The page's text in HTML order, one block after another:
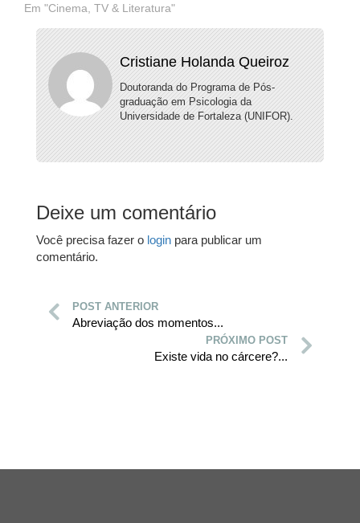
Em "Cinema, TV & Literatura"
Cristiane Holanda Queiroz
Doutoranda do Programa de Pós-
graduação em Psicologia da
Universidade de Fortaleza (UNIFOR).
Deixe um comentário
Você precisa fazer o login para publicar um
comentário.
POST ANTERIOR
Abreviação dos momentos...
PRÓXIMO POST
Existe vida no cárcere?...